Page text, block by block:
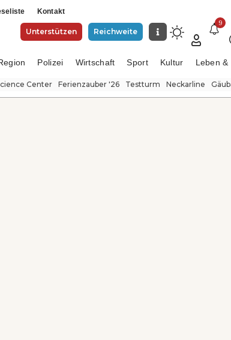
Kontakt
Unterstützen Reichweite
9
Polizei Wirtschaft Sport Kultur Leben
Center Ferienzauber '26 Testturm Neckarline